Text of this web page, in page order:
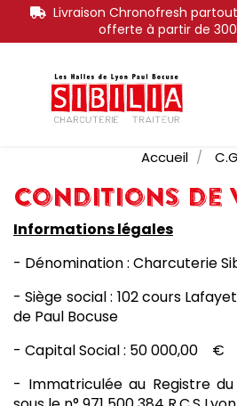
Livraison Chronofresh
offerte à partir de
Accueil
Conditions de
Informations légales
- Dénomination : Charcuterie
- Siège social : 102 cours
de Paul Bocuse
- Capital Social : 50 000,00 €
- Immatriculée au Registre